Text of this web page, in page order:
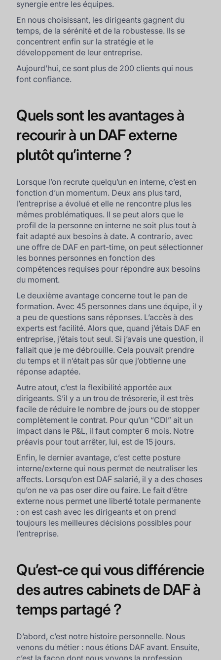
synergie entre les équipes.
En nous choisissant, les dirigeants gagnent du
temps, de la sérénité et de la robustesse. Ils se
concentrent enfin sur la stratégie et le
développement de leur entreprise.
Aujourd’hui, ce sont plus de 200 clients qui nous
font confiance.
Quels sont les avantages à
recourir à un DAF externe
plutôt qu’interne ?
Lorsque l’on recrute quelqu’un en interne, c’est en
fonction d’un momentum. Deux ans plus tard,
l’entreprise a évolué et elle ne rencontre plus les
mêmes problématiques. Il se peut alors que le
profil de la personne en interne ne soit plus tout à
fait adapté aux besoins à date. A contrario, avec
une offre de DAF en part-time, on peut sélectionner
les bonnes personnes en fonction des
compétences requises pour répondre aux besoins
du moment.
Le deuxième avantage concerne tout le pan de
formation. Avec 45 personnes dans une équipe, il y
a peu de questions sans réponses. L’accès à des
experts est facilité. Alors que, quand j’étais DAF en
entreprise, j’étais tout seul. Si j’avais une question, il
fallait que je me débrouille. Cela pouvait prendre
du temps et il n’était pas sûr que j’obtienne une
réponse adaptée.
Autre atout, c’est la flexibilité apportée aux
dirigeants. S’il y a un trou de trésorerie, il est très
facile de réduire le nombre de jours ou de stopper
complètement le contrat. Pour qu’un “CDI” ait un
impact dans le P&L, il faut compter 6 mois. Notre
préavis pour tout arrêter, lui, est de 15 jours.
Enfin, le dernier avantage, c’est cette posture
interne/externe qui nous permet de neutraliser les
affects. Lorsqu’on est DAF salarié, il y a des choses
qu’on ne va pas oser dire ou faire. Le fait d’être
externe nous permet une liberté totale permanente
: on est cash avec les dirigeants et on prend
toujours les meilleures décisions possibles pour
l’entreprise.
Qu’est-ce qui vous différencie
des autres cabinets de DAF à
temps partagé ?
D’abord, c’est notre histoire personnelle. Nous
venons du métier : nous étions DAF avant. Ensuite,